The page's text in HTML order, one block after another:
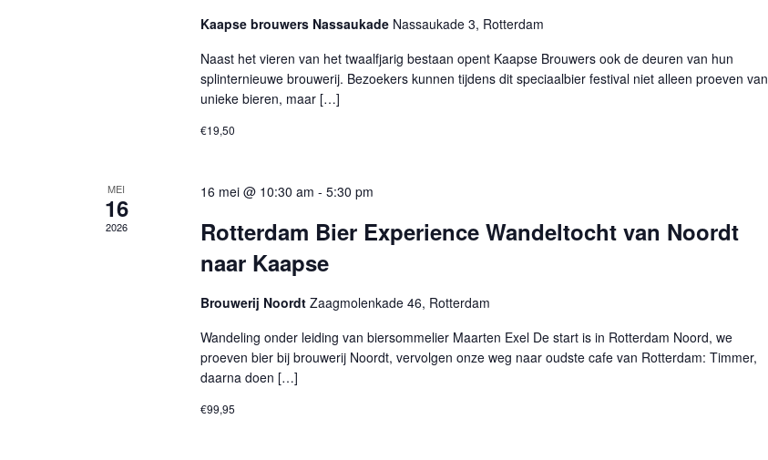
Kaapse brouwers Nassaukade Nassaukade 3, Rotterdam
Naast het vieren van het twaalfjarig bestaan opent Kaapse Brouwers ook de deuren van hun
splinternieuwe brouwerij. Bezoekers kunnen tijdens dit speciaalbier festival niet alleen proeven van
unieke bieren, maar […]
€19,50
MEI
16
2026
16 mei @ 10:30 am - 5:30 pm
Rotterdam Bier Experience Wandeltocht van Noordt
naar Kaapse
Brouwerij Noordt Zaagmolenkade 46, Rotterdam
Wandeling onder leiding van biersommelier Maarten Exel De start is in Rotterdam Noord, we
proeven bier bij brouwerij Noordt, vervolgen onze weg naar oudste cafe van Rotterdam: Timmer,
daarna doen […]
€99,95